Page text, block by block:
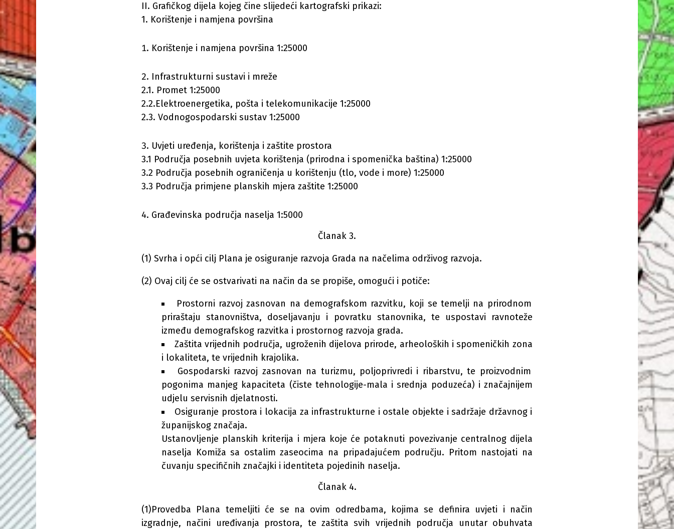
II. Grafičkog dijela kojeg čine slijedeći kartografski prikazi:
1. Korištenje i namjena površina
Korištenje i namjena površina 1:25000
Infrastrukturni sustavi i mreže
2.1. Promet 1:25000
2.2.Elektroenergetika, pošta i telekomunikacije 1:25000
2.3. Vodnogospodarski sustav 1:25000
Uvjeti uređenja, korištenja i zaštite prostora
3.1 Područja posebnih uvjeta korištenja (prirodna i spomenička baština) 1:25000
3.2 Područja posebnih ograničenja u korištenju (tlo, vode i more) 1:25000
3.3 Područja primjene planskih mjera zaštite 1:25000
Građevinska područja naselja 1:5000
Članak 3.
(1) Svrha i opći cilj Plana je osiguranje razvoja Grada na načelima održivog razvoja.
(2) Ovaj cilj će se ostvarivati na način da se propiše, omogući i potiče:
Prostorni razvoj zasnovan na demografskom razvitku, koji se temelji na prirodnom
priraštaju stanovništva, doseljavanju i povratku stanovnika, te uspostavi ravnoteže
između demografskog razvitka i prostornog razvoja grada.
Zaštita vrijednih područja, ugroženih dijelova prirode, arheoloških i spomeničkih zona
i lokaliteta, te vrijednih krajolika.
Gospodarski razvoj zasnovan na turizmu, poljoprivredi i ribarstvu, te proizvodnim
pogonima manjeg kapaciteta (čiste tehnologije-mala i srednja poduzeća) i značajnijem
udjelu servisnih djelatnosti.
Osiguranje prostora i lokacija za infrastrukturne i ostale objekte i sadržaje državnog i
županijskog značaja.
Ustanovljenje planskih kriterija i mjera koje će potaknuti povezivanje centralnog dijela
naselja Komiža sa ostalim zaseocima na pripadajućem području. Pritom nastojati na
čuvanju specifičnih značajki i identiteta pojedinih naselja.
Članak 4.
(1)Provedba Plana temeljiti će se na ovim odredbama, kojima se definira uvjeti i način
izgradnje, načini uređivanja prostora, te zaštita svih vrijednih područja unutar obuhvata